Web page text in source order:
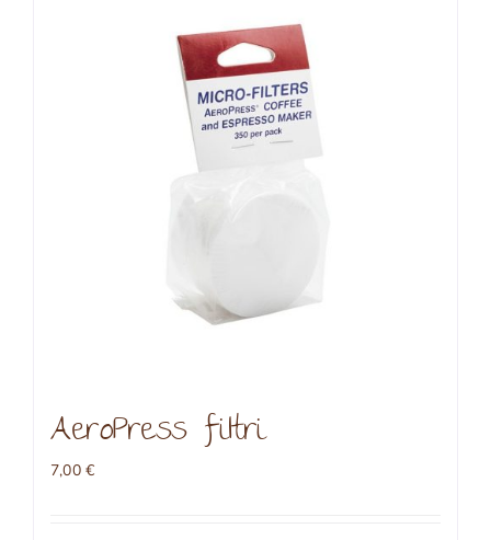
AeroPress filtri
7,00€